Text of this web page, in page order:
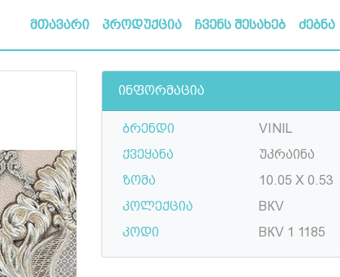
მთავარი პროდუქცია ჩვენს შესახებ ძებნა
ინფორმაცია
ბრენდი
VINIL
ქვეყანა
უკრაინა
ზომა
10.05 X 0.53
კოლექცია
ВКV
კოდი
ВКV 1 1185